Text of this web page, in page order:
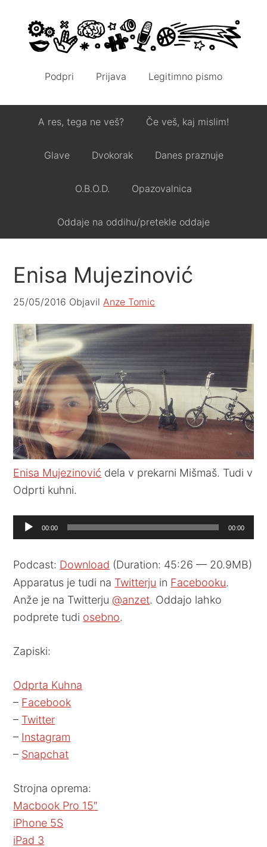
Podpri Prijava Legitimno pismo
A res, tega ne veš? Če veš, kaj mislim!
Glave Dvokorak Danes praznuje
O.B.O.D. Opazovalnica
Oddaje na oddihu/pretekle oddaje
Enisa Mujezinović
25/05/2016 ObjavilAnze Tomic
Enisa Mujezinović dela v prekarni Mišmaš. Tudi v
Odprti kuhni.
Audio
Player
00:00 00:00
Podcast: Download (Duration: 45:26 — 20.9MB)
Apparatus je tudi na Twitterju in Facebooku.
Anže je na Twitterju@anzet. Oddajo lahko
podprete tudi osebno.
Zapiski:
Odprta Kuhna
– Facebook
– Twitter
– Instagram
– Snapchat
Strojna oprema:
Macbook Pro 15″
iPhone 5S
iPad 3